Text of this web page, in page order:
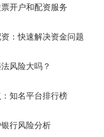
开户和配资服务
：快速解决资金问题
风险大吗？
知名平台排行榜
行风险分析